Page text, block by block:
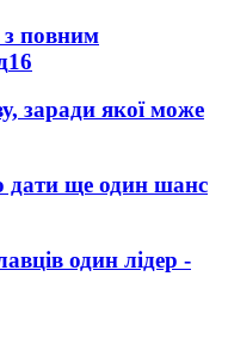
повним
16
заради якої може
дати ще один шанс
один лідер -